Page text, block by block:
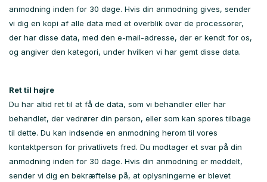
anmodning inden for 30 dage. Hvis din anmodning gives, sender
vi dig en kopi af alle data med et overblik over de processorer,
der har disse data, med den e-mail-adresse, der er kendt for os,
og angiver den kategori, under hvilken vi har gemt disse data.
Ret til højre
Du har altid ret til at få de data, som vi behandler eller har
behandlet, der vedrører din person, eller som kan spores tilbage
til dette. Du kan indsende en anmodning herom til vores
kontaktperson for privatlivets fred. Du modtager et svar på din
anmodning inden for 30 dage. Hvis din anmodning er meddelt,
sender vi dig en bekræftelse på, at oplysningerne er blevet